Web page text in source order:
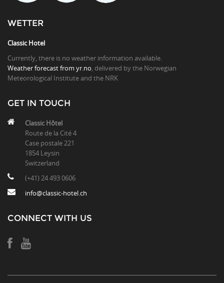
WETTER
Classic Hotel
Currently, there is no weather information available.
Weather forecast from yr.no , delivered by the Norwegian
Meteorological Institute and the NRK
GET IN TOUCH
Classic Hôtel
Route de la Cité 4
Case postale 221
1854 Leysin
Switzerland
(+41) 24 493 0606
info@classic-hotel.ch
CONNECT WITH US